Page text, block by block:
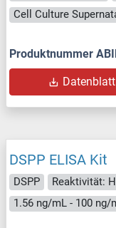
Produktnummer
Datenblatt
DSPP ELISA Kit
DSPP Reaktivität:
1.56 ng/mL - 100 ng/